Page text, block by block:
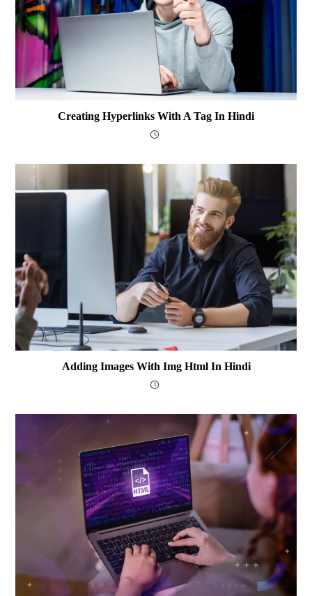
Creating Hyperlinks With A Tag In Hindi
Adding Images With Img Html In Hindi